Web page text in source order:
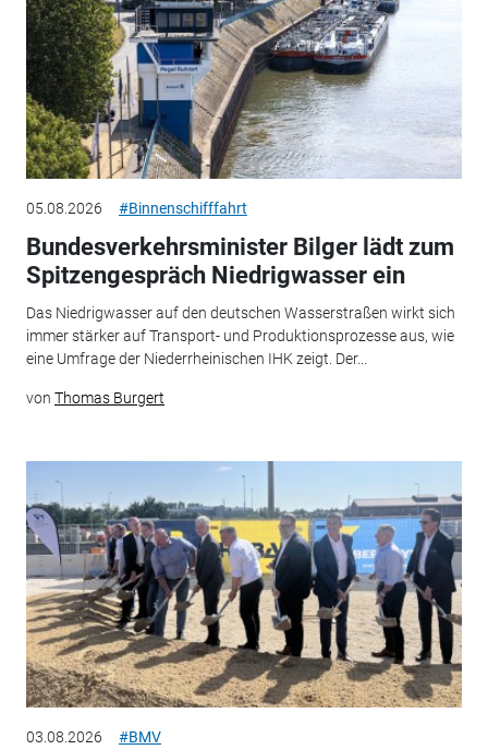
05.08.2026 #Binnenschifffahrt
Bundesverkehrsminister Bilger lädt zum
Spitzengespräch Niedrigwasser ein
Das Niedrigwasser auf den deutschen Wasserstraßen wirkt sich
immer stärker auf Transport- und Produktionsprozesse aus, wie
eine Umfrage der Niederrheinischen IHK zeigt. Der...
von Thomas Burgert
03.08.2026 #BMV